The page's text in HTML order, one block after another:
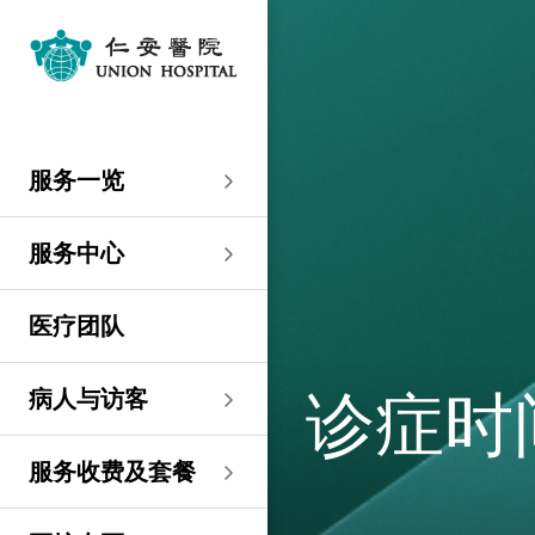
服务一览
服务一览
急症及门诊
专科服务
专科服务
妇产科／生殖医学
妇产科／生殖医学
妇产科
生殖医学科
外科
外科
乳房健康
泌尿外科
心胸肺外科
整形外科
骨科
内科
肠胃肝脏科
呼吸系统科
内分泌及糖尿科
肾科
肿瘤科
儿科
小儿外科及小儿泌尿科
过敏专科服务
其他医疗服务
其他医疗服务
健康检查
疫苗注射
物理治疗
言语治疗
服务中心
服务中心
大围仁安医院
仁安微创中心
儿科/婴儿健康中心
乳房保健及治疗中心
仁安内视镜及日间手
术中心
尖沙咀 H Zentre
尖沙咀 H Zentre
仁安肿瘤中心
仁安医疗造影体检中
心
尖沙咀美丽华广场
尖沙咀美丽华广场
仁安植发中心
仁安医院分科诊所 (尖
沙咀)
仁安医院分科诊所 (尖
仁安医院分科诊所 (尖
沙咀) 内视镜及日间治
疗中心
分科诊所
分科诊所
沙咀)
仁安医院分科诊所 (将
军澳)
仁安医院分科诊所
仁安医院分科诊所
仁安医院分科诊所
(荃湾)
医疗团队
病人与访客
病人与访客
入院准备
留院指南
部门服务时间
恶劣天气安排
病人权益
病人权益
病人与家庭委员会
意见回馈
健康资讯
健康资讯
小册子
服务收费及套餐
服务收费及套餐
医疗券计划
医护专区
费用预算
费用预算
度的先导计划
住院及手术费用预计表
服务费用预算
休假通知只适用于V-
CODE医生
护士训练学校
护士网上培训系统
(CNE)
关于仁安
仁安概览
纪念日志
医学研究
认证及奖项
仁心仁术慈善计划
资讯中心
资讯中心
新闻稿
专栏文章
小册子
感染控制
职位空缺
联络我们
位置及交通
意见回馈
其他查询
诊症时